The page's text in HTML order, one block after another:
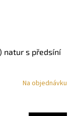
Na objednávku